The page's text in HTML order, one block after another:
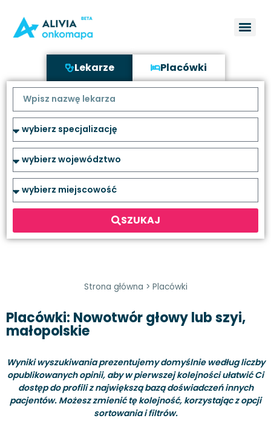
Lekarze Placówki
SZUKAJ
Strona główna > Placówki
Placówki: Nowotwór głowy lub szyi,
małopolskie
Wyniki wyszukiwania prezentujemy domyślnie według liczby
opublikowanych opinii, aby w pierwszej kolejności ułatwić Ci
dostęp do profili z największą bazą doświadczeń innych
pacjentów. Możesz zmienić tę kolejność, korzystając z opcji
sortowania i filtrów.